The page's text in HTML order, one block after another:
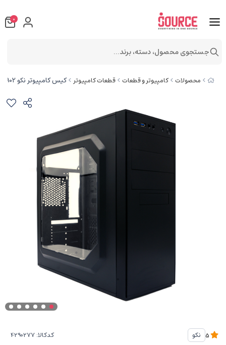
محصولات کامپیوتر و قطعات قطعات کامپیوتر کیس کامپیوتر نکو 5902
نکو کدکالا:
0
جستجوی محصول، دسته، برند...